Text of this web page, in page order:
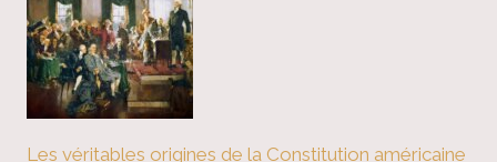
Les véritables origines de la Constitution américaine